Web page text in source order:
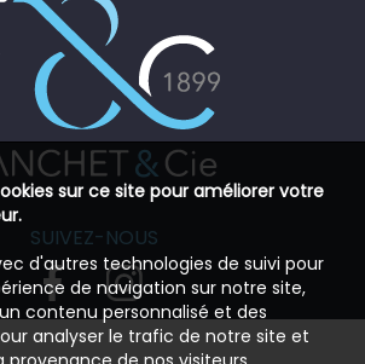
SUIVEZ-NOUS
sur ce site pour améliorer votre
d'autres technologies de suivi pour
de navigation sur notre site,
contenu personnalisé et des
analyser le trafic de notre site et